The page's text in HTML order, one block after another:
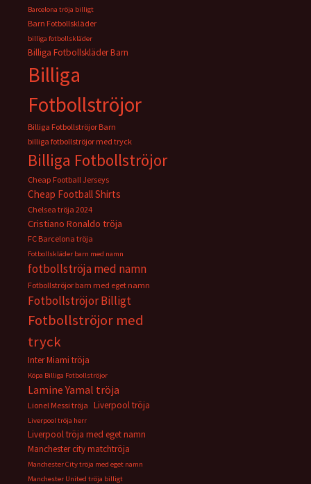
Barcelona tröja billigt
Barn Fotbollskläder
billiga fotbollskläder
Billiga Fotbollskläder Barn
Billiga
Fotbollströjor
Billiga Fotbollströjor Barn
billiga fotbollströjor med tryck
Billiga Fotbollströjor
Cheap Football Jerseys
Cheap Football Shirts
Chelsea tröja 2024
Cristiano Ronaldo tröja
FC Barcelona tröja
Fotbollskläder barn med namn
fotbollströja med namn
Fotbollströjor barn med eget namn
Fotbollströjor Billigt
Fotbollströjor med
tryck
Inter Miami tröja
Köpa Billiga Fotbollströjor
Lamine Yamal tröja
Lionel Messi tröja Liverpool tröja
Liverpool tröja herr
Liverpool tröja med eget namn
Manchester city matchtröja
Manchester City tröja med eget namn
Manchester United tröja billigt